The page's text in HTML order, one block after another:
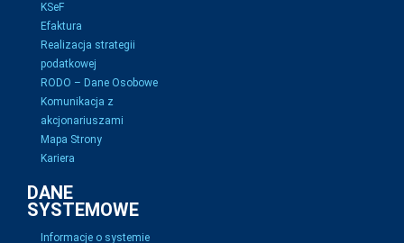
KSeF
Efaktura
Realizacja strategii
podatkowej
RODO – Dane Osobowe
Komunikacja z
akcjonariuszami
Mapa Strony
Kariera
DANE
SYSTEMOWE
Informacje o systemie